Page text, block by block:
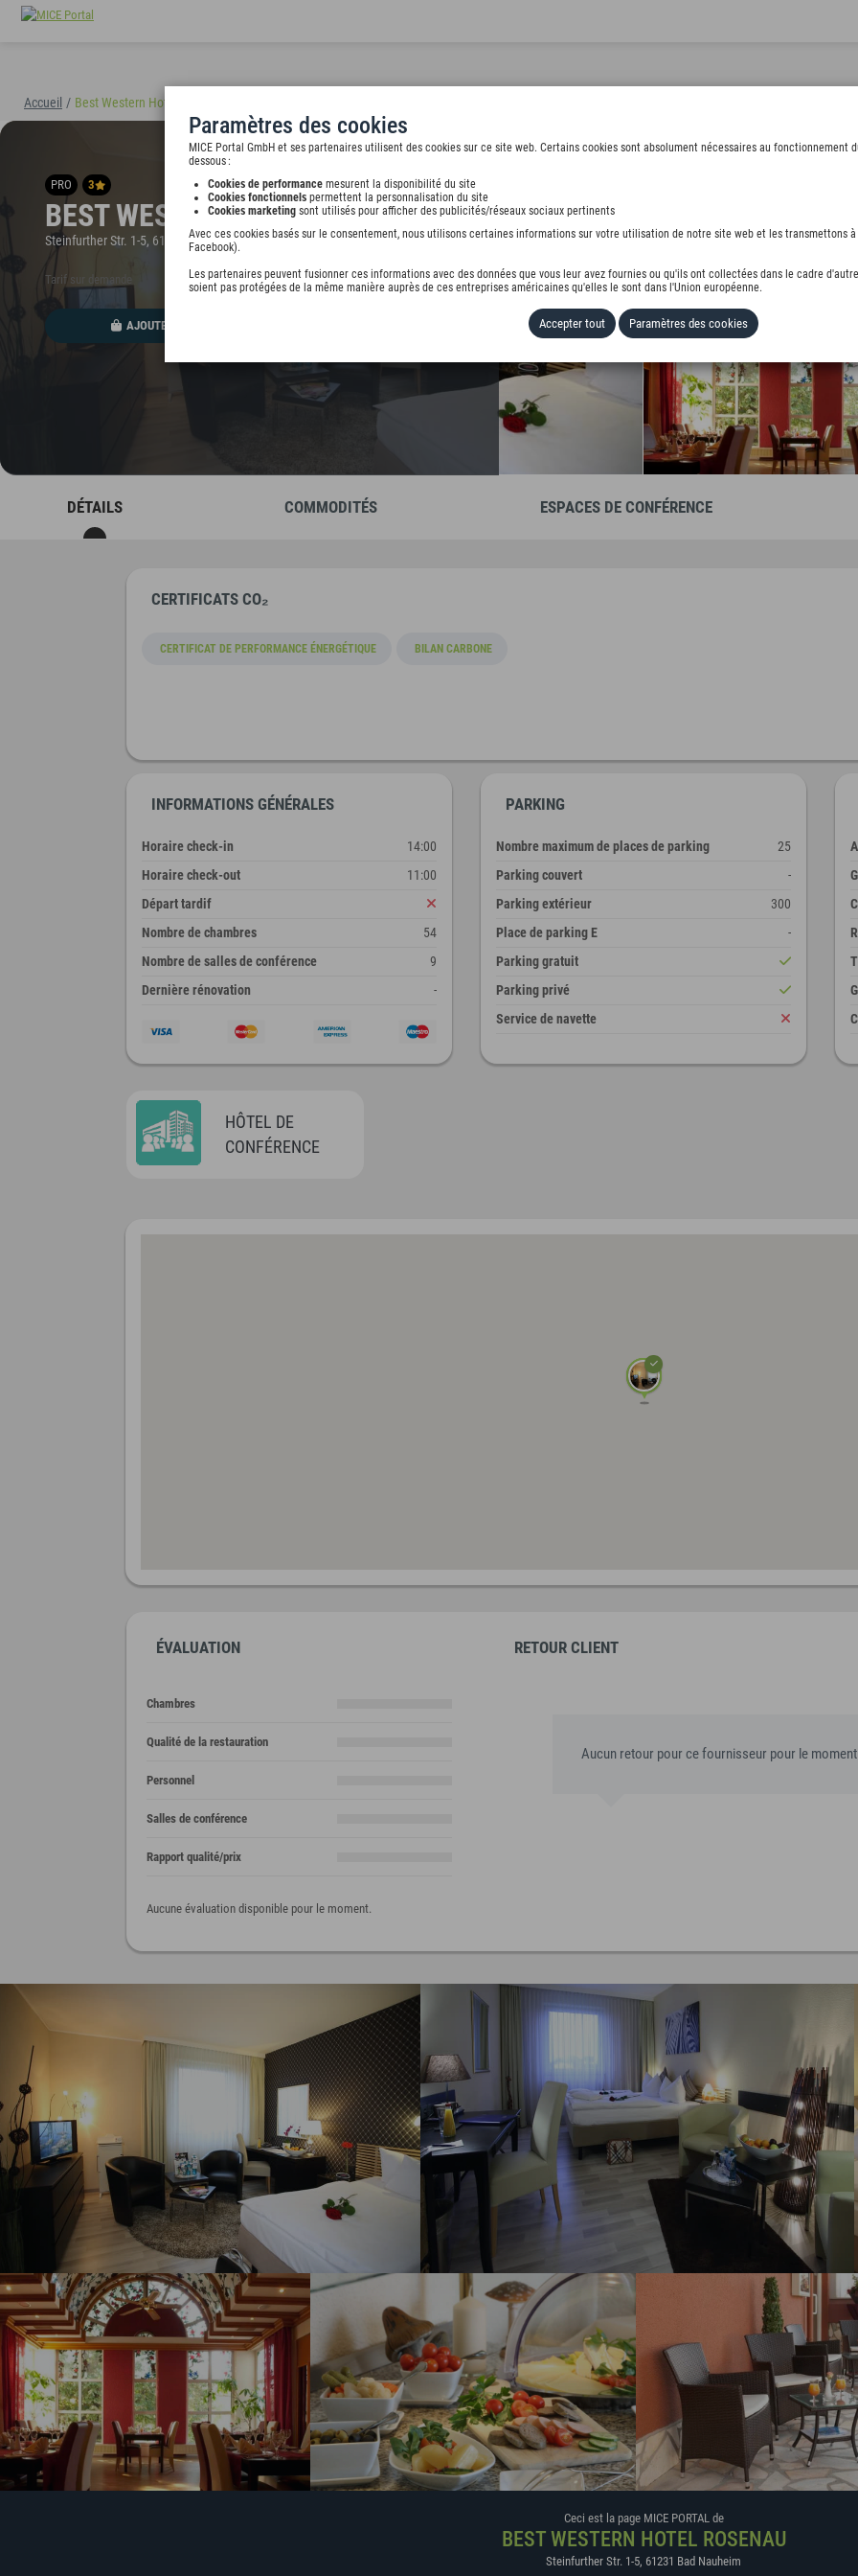
Paramètres des cookies
MICE Portal GmbH et ses partenaires utilisent des cookies sur ce site web. Certains cookies sont absolument nécessaires au fonctionnement
dessous :
Cookies de performance mesurent la disponibilité du site
Cookies fonctionnels permettent la personnalisation du site
Cookies marketing sont utilisés pour afficher des publicités/réseaux sociaux pertinents
Avec ces cookies basés sur le consentement, nous utilisons certaines informations sur votre utilisation de notre site web et les transmettons
Facebook).
Les partenaires peuvent fusionner ces informations avec des données que vous leur avez fournies ou qu'ils ont collectées dans le cadre
soient pas protégées de la même manière auprès de ces entreprises américaines qu'elles le sont dans l'Union européenne.
Accepter tout Paramètres des cookies
Accueil / Best Western Hotel Rosenau
PRO 3
BEST WESTERN HOTEL ROSENAU
Steinfurther Str. 1-5, 61231 Bad Nauheim, undefined
Tarif sur demande
AJOUTER AU PORTEFEUILLE
DÉTAILS COMMODITÉS ESPACES DE CONFÉRENCE
CERTIFICATS CO₂
CERTIFICAT DE PERFORMANCE ÉNERGÉTIQUE BILAN CARBONE
INFORMATIONS GÉNÉRALES
Horaire check-in
14:00
Horaire check-out
11:00
Départ tardif
Nombre de chambres
54
Nombre de salles de conférence
9
Dernière rénovation
-
PARKING
Nombre maximum de places de parking
25
Parking couvert
-
Parking extérieur
300
Place de parking E
-
Parking gratuit
Parking privé
Service de navette
HÔTEL DE
CONFÉRENCE
ÉVALUATION
Chambres
Qualité de la restauration
Personnel
Salles de conférence
Rapport qualité/prix
Aucune évaluation disponible pour le moment.
RETOUR CLIENT
Aucun retour pour ce fournisseur pour le
Ceci est la page MICE PORTAL de
BEST WESTERN HOTEL ROSENAU
Steinfurther Str. 1-5, 61231 Bad Nauheim